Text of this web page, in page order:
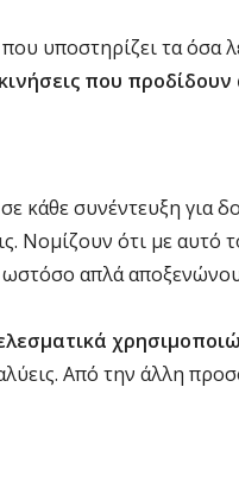
υποστηρίζει τα όσα
που προδίδουν
κάθε συνέντευξη για
Νομίζουν ότι με αυτό
απλά
Από την άλλη